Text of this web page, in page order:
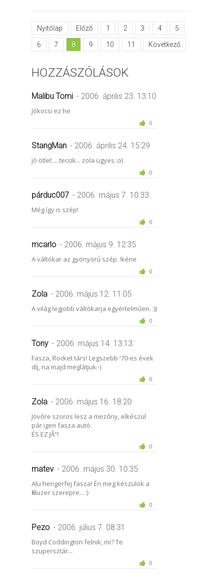
Nyitólap Előző 1 2 3 4 5
6 7 8 9 10 11 Következő
HOZZÁSZÓLÁSOK
Malibu Tomi - 2006. április 23. 13:10
Jókocsi ez he
0
StangMan - 2006. április 24. 15:29
jó ötlet ... teccik... zola ügyes :o)
0
párduc007 - 2006. május 7. 10:33
Még így is szép!
0
mcarlo - 2006. május 9. 12:35
A váltókar az gyönyörű szép. !kéne
0
Zola - 2006. május 12. 11:05
A világ legjobb váltókarja egyértelműen. :))
0
Tony - 2006. május 14. 13:13
Fasza, Rocket társ! Legszebb '70-es évek
díj, na majd meglátjuk:-)
0
Zola - 2006. május 16. 18:20
Jövőre szoros lesz a mezőny, elkészül
pár igen fasza autó.
ÉS EZ JÃ“!
0
matev - 2006. május 30. 10:35
Alu hengerfej fasza! Én meg készülök a
fixluzer szerepre... :)
0
Pezo - 2006. július 7. 08:31
Boyd Coddington felnik, mi? Te
szupersztár...
0